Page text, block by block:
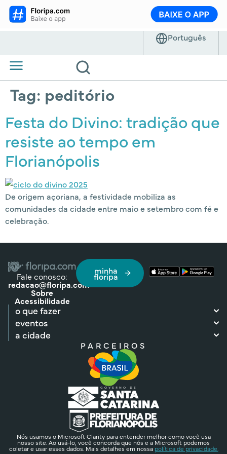
Tag: peditório
Festa do Divino: tradição que
resiste ao tempo em
Florianópolis
De origem açoriana, a festividade mobiliza as
comunidades da cidade entre maio e setembro com fé e
celebração.
Fale conosco:
redacao@floripa.com
Sobre
Acessibilidade
minha
floripa
o que fazer
eventos
a cidade
PARCEIROS
Nós usamos o Microsoft Clarity para entender melhor como você usa
nosso site. Ao usá-lo, você concorda que nós e a Microsoft podemos
coletar e usar esses dados. Mais detalhes em nossa política de privacidade.